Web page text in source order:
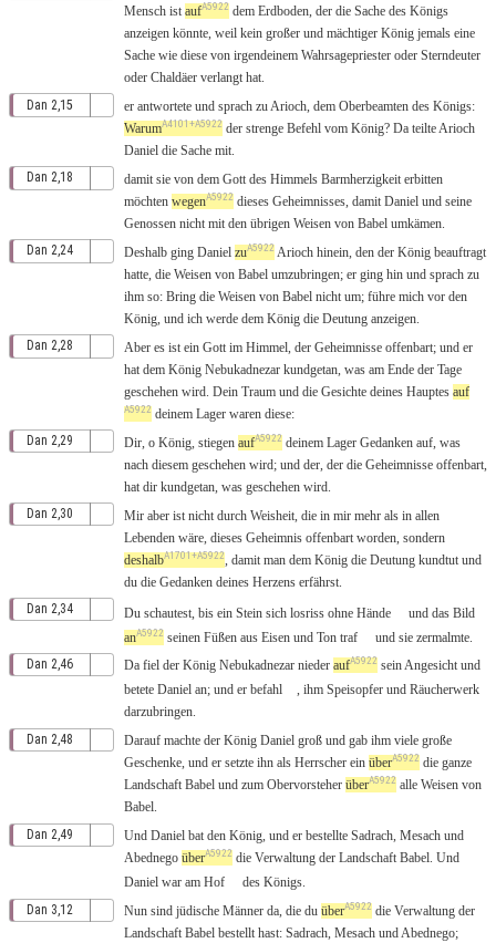
Mensch ist aufA5922 dem Erdboden, derdie Sachedes Königs
anzeigen könnte, weil kein großerund mächtiger Königjemals eine
Sachewie diesevon irgendeinem Wahrsagepriesteroder Sterndeuter
oder Chaldäer verlangt hat.
Dan 2,15
er antworteteund sprachzuArioch, dem Oberbeamten des Königs:
WarumA4101+A5922 der strenge Befehl vom König? Da teilteArioch
Danieldie Sache mit.
Dan 2,18
damitsie vondem Gottdes Himmels Barmherzigkeit erbitten
möchten wegenA5922 dieses Geheimnisses, damit Danielund seine
Genossen nicht mitden übrigen Weisenvon Babel umkämen.
Dan 2,24
Deshalb ging Daniel zuA5922Arioch hinein, dender König beauftragt
hatte, die Weisenvon Babel umzubringen; er ging hinund sprachzu
ihm so: Bringdie Weisenvon Babel nicht um; führemich vorden
König, und ich werde dem Königdie Deutung anzeigen.
Dan 2,28
Aberes istein Gottim Himmel, der Geheimnisse offenbart; und er
hat dem König Nebukadnezar kundgetan, wasam Endeder Tage
geschehenwird. Dein Traumund die Gesichtedeines Hauptes auf
A5922 deinem Lagerwaren diese:
Dan 2,29
Dir, o König, stiegen aufA5922 deinem Lager Gedanken auf, was
nach diesem geschehenwird; und der, der die Geheimnisse offenbart,
hat dir kundgetan, was geschehen wird.
Dan 2,30
Miraber ist nichtdurch Weisheit, diein mir mehr alsin allen
Lebenden wäre, dieses Geheimnis offenbartworden, sondern
deshalbA1701+A5922 damitman dem Königdie Deutung kundtutund
du die Gedankendeines Herzens erfährst.
Dan 2,34
Du schautest, bisein Steinsich losriss ohne Hände und das Bild
anA5922 seinen Füßen aus Eisenund Ton traf und sie zermalmte.
Dan 2,46
Da fielder König Nebukadnezar nieder aufA5922 seinAngesichtund
betete Daniel an; und er befahl , ihm Speisopferund Räucherwerk
darzubringen.
Dan 2,48
Daraufmachte der König Daniel großund gabihm viele große
Geschenke, und er setzteihn als Herrscherein überA5922 die ganze
Landschaft Babelund zum Obervorsteher überA5922 alle Weisenvon
Babel.
Dan 2,49
Und Daniel bat den König, und er bestellte Sadrach, Mesachund
Abednego überA5922 die Verwaltung der Landschaft Babel. Und
Danielwar am Hof des Königs.
Dan 3,12
Nun sind jüdische Männerda, diedu überA5922 die Verwaltungder
Landschaft Babel bestellthast: Sadrach, MesachundAbednego;